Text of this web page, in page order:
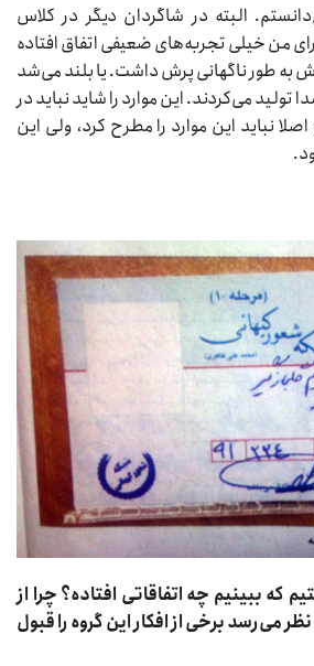
البته در شاگردان دیگر در کلاس
من خیلی تجربه‌های ضعیفی اتفاق افتاده
به طور ناگهانی پرش داشت. یا بلند می‌شد
تولید می‌کردند. این موارد را شاید نباید در
نباید این موارد را مطرح کرد، ولی این
که ببینیم چه اتفاقاتی افتاده؟ چرا از
می‌رسد برخی از افکار این گروه را قبول